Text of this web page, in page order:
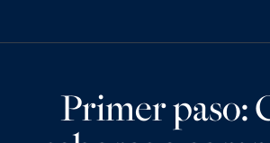
Primer paso: